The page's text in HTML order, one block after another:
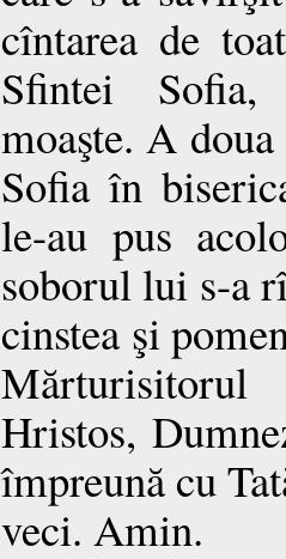
cîntarea de
Sfintei Sofia,
moaşte. A
Sofia în
le-au pus
soborul lui s-a
cinstea şi
Hristos,
împreună cu
veci. Amin.